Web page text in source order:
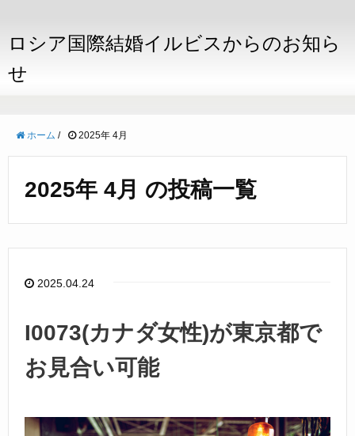
ロシア国際結婚イルビスからのお知ら
せ
ホーム / 2025年 4月
2025年 4月 の投稿一覧
2025.04.24
I0073(カナダ女性)が東京都で
お見合い可能